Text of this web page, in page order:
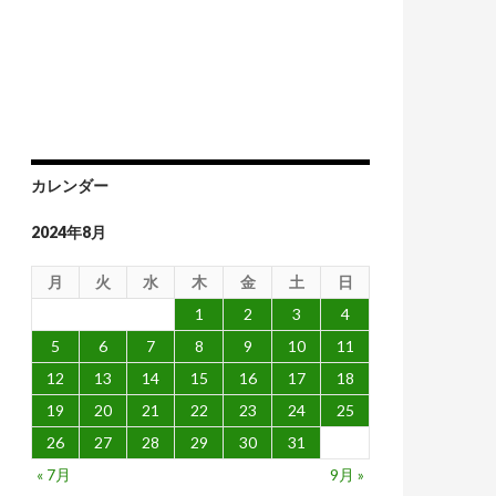
カレンダー
2024年8月
月 火 水 木 金 土
日
1
2 3
4
5
6 7 8 9 10
11
12
13 14 15 16 17
18
19
20 21 22 23 24
25
26
27 28 29 30
31
« 7月
9月 »